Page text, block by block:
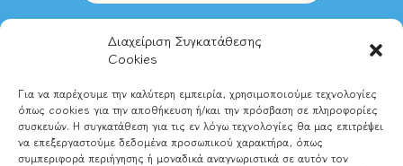
Διαχείριση Συγκατάθεσης
Cookies
Για να παρέχουμε την καλύτερη εμπειρία, χρησιμοποιούμε τεχνολογίες
όπως cookies για την αποθήκευση ή/και την πρόσβαση σε πληροφορίες
συσκευών. Η συγκατάθεση για τις εν λόγω τεχνολογίες θα μας επιτρέψει
να επεξεργαστούμε δεδομένα προσωπικού χαρακτήρα, όπως
συμπεριφορά περιήγησης ή μοναδικά αναγνωριστικά σε αυτόν τον
Στοιχεία Επικοινωνίας
Τηλ. Ιωάννινα:2651028580
Τηλ. Αθήνα:2102837489
Email:info@magikipixida.gr